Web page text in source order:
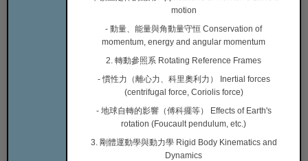
motion
- 動量、能量與角動量守恒 Conservation of
momentum, energy and angular momentum
2. 轉動參照系 Rotating Reference Frames
- 慣性力（離心力、科里奧利力） Inertial forces
(centrifugal force, Coriolis force)
- 地球自轉的影響（傅科擺等） Effects of Earth's
rotation (Foucault pendulum, etc.)
3. 剛體運動學與動力學 Rigid Body Kinematics and
Dynamics